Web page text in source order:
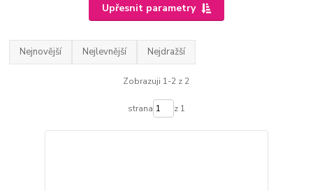
Upřesnit parametry
Nejnovější Nejlevnější Nejdražší
Zobrazuji 1-2 z 2
strana z 1